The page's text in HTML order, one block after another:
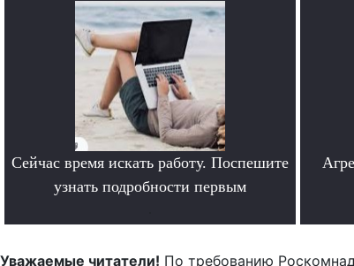
Сейчас время искать работу. Поспешите
узнать подробности первым
Уважаемые читатели! По требованию